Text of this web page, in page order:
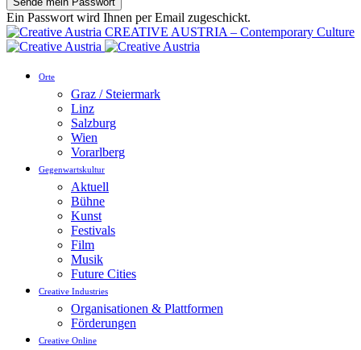
Ein Passwort wird Ihnen per Email zugeschickt.
CREATIVE AUSTRIA – Contemporary Culture
Orte
Graz / Steiermark
Linz
Salzburg
Wien
Vorarlberg
Gegenwartskultur
Aktuell
Bühne
Kunst
Festivals
Film
Musik
Future Cities
Creative Industries
Organisationen & Plattformen
Förderungen
Creative Online